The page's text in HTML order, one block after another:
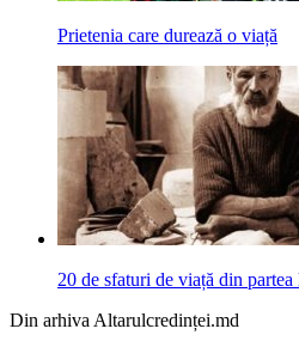
Prietenia care durează o viață
20 de sfaturi de viață din
Din arhiva Altarulcredinței.md